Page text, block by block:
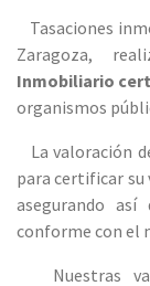
Tasaciones
Zaragoza,
Inmobiliario
organismos
La valoración
para certificar su
asegurando
conforme con el
Nuestras